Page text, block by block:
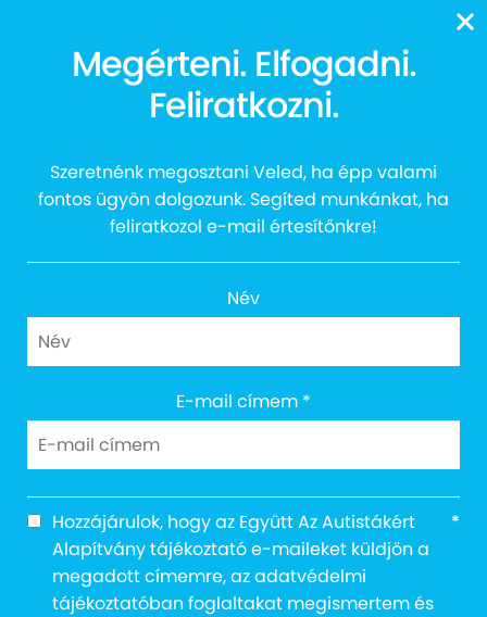
Adventi Süti Shop 2019
type null in
/home/egyuttazautistak/public_html/wp-
content/themes/frontend/single-media-
videos.phpon line10
Megérteni. Elfogadni.
Feliratkozni.
Szeretnénk megosztani Veled, ha épp valami
fontos ügyön dolgozunk. Segíted munkánkat, ha
feliratkozol e-mail értesítőnkre!
Név
E-mail címem *
Hozzájárulok, hogy az Együtt Az Autistákért
Alapítvány tájékoztató e-maileket küldjön a
megadott címemre, az adatvédelmi
tájékoztatóban foglaltakat megismertem és
*